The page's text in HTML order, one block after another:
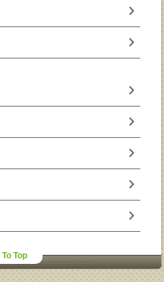
chevron_right
chevron_right
chevron_right
chevron_right
chevron_right
chevron_right
chevron_right
To Top